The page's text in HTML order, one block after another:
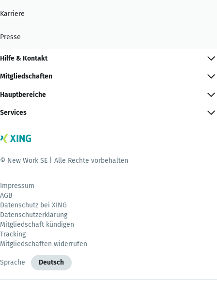
Karriere
Presse
Hilfe & Kontakt
Mitgliedschaften
Hauptbereiche
Services
© New Work SE | Alle Rechte vorbehalten
Impressum
AGB
Datenschutz bei XING
Datenschutzerklärung
Mitgliedschaft kündigen
Tracking
Mitgliedschaften widerrufen
Sprache Deutsch